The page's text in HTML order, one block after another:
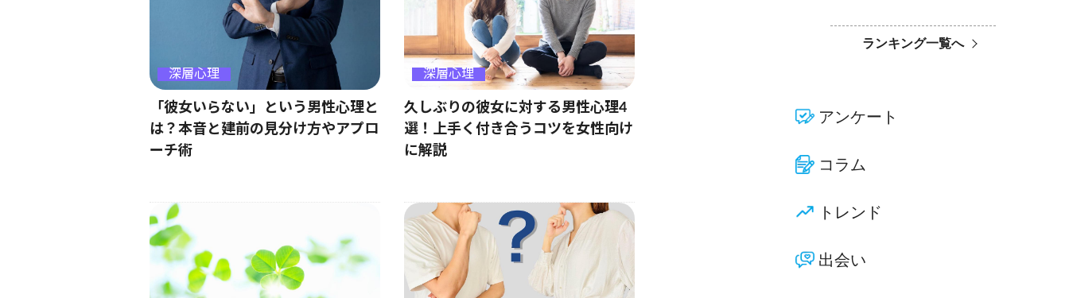
深層心理
「彼女いらない」という男性心理と
は？本音と建前の見分け方やアプロ
ーチ術
深層心理
久しぶりの彼女に対する男性心理4
選！上手く付き合うコツを女性向け
に解説
ランキング一覧へ
アンケート
コラム
トレンド
出会い